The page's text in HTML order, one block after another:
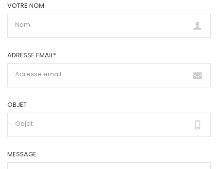
VOTRE NOM
ADRESSE EMAIL*
OBJET
MESSAGE